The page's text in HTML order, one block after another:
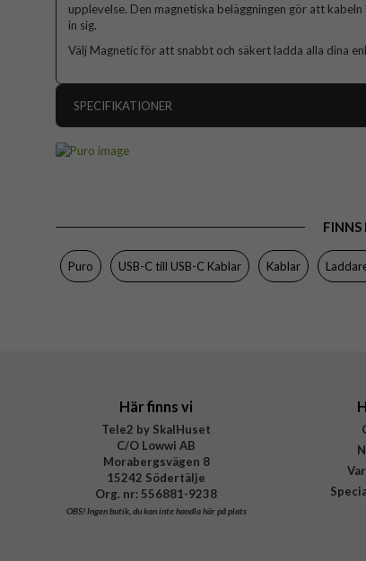
upplevelse. Den magnetiska beläggningen gör att
in sig.
Välj Magnetic för att snabbt och säkert ladda alla dina
SPECIFIKATIONER
Varumärke
Tillverkarens art nr
EAN
FINNS I
Puro USB-C till USB-C Kablar Kablar
Här finns vi
Tele2 by SkalHuset
C/O Lowwi AB
Morabergsvägen 8
15242 Södertälje
Org. nr: 556881-9238
OBS!Ingen butik, du kan inte handla här på plats